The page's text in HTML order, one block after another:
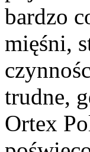
bardzo
mięśni,
trudne,
Ortex